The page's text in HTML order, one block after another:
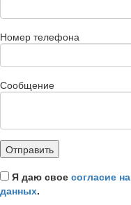
Номер телефона
Сообщение
Я даю свое согласие
данных.